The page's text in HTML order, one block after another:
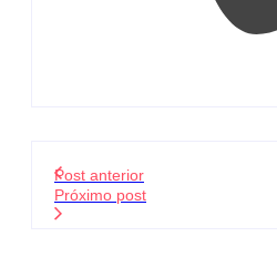
Post anterior
Próximo post